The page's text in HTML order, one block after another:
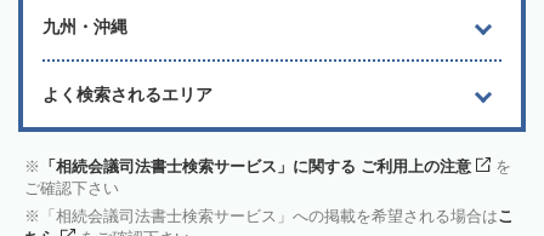
九州・沖縄
よく検索されるエリア
「相続会議司法書士検索サービス」に関する ご利用上の注意
を
ご確認下さい
「相続会議司法書士検索サービス」への掲載を希望される場合はこ